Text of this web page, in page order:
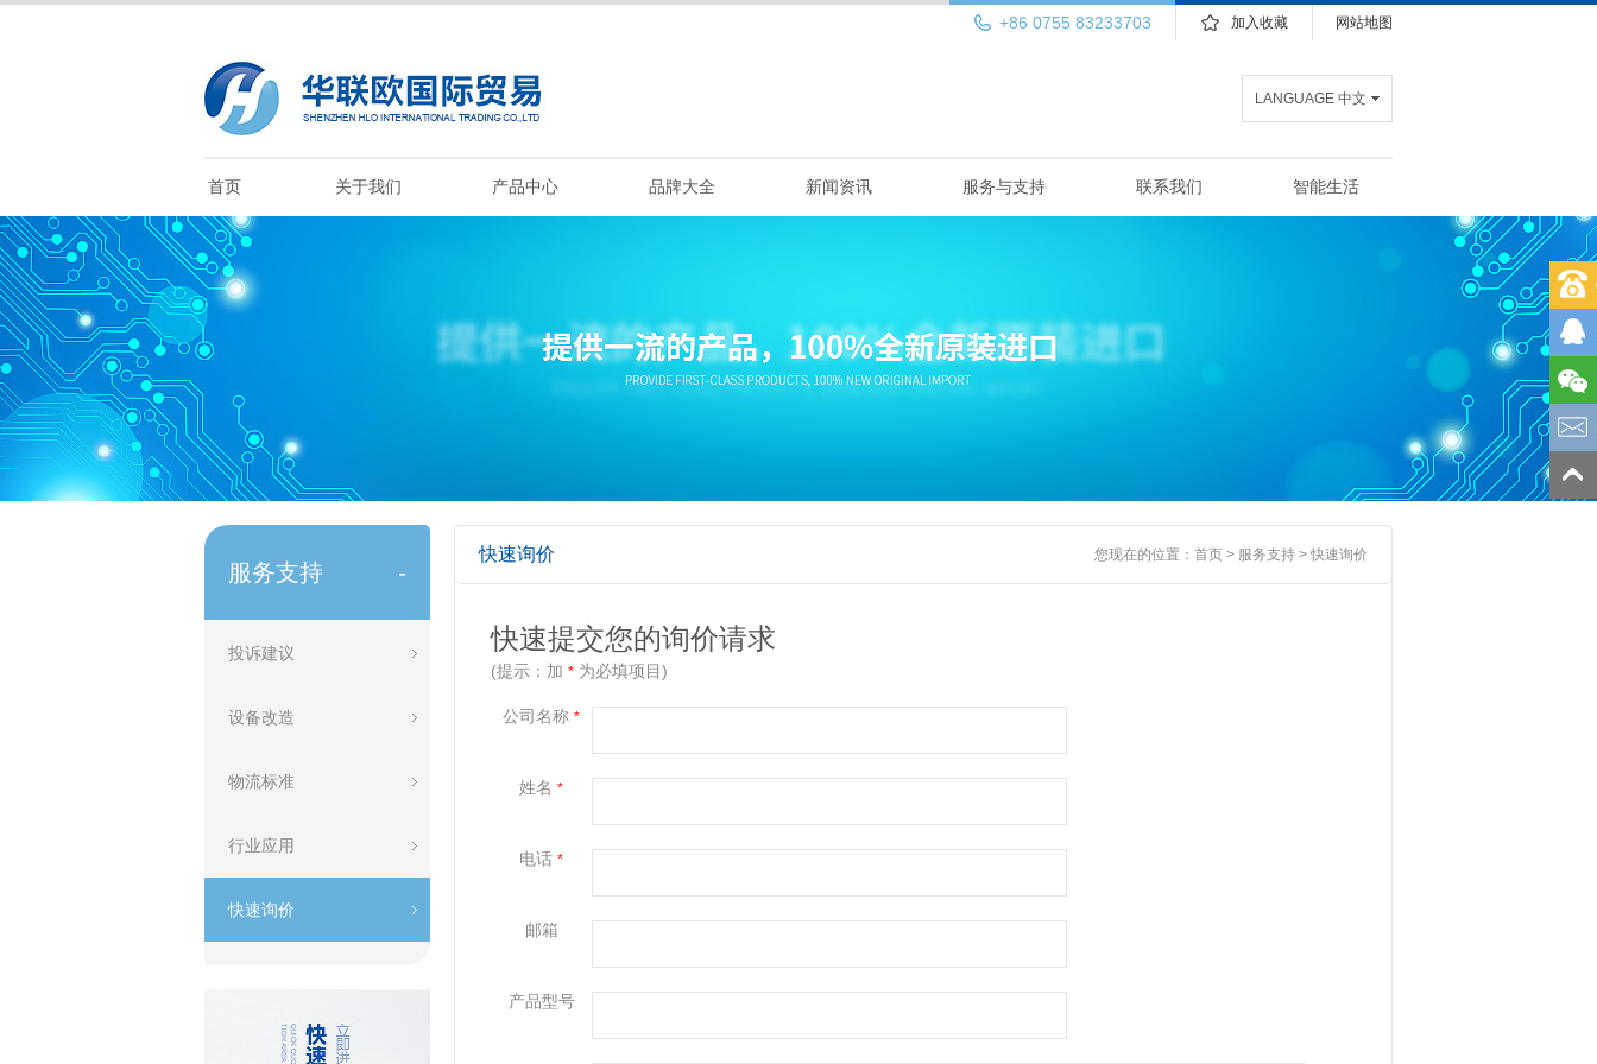
网站地图
加入收藏
+86 0755 83233703
LANGUAGE 中文
首页 关于我们 产品中心 品牌大全 新闻资讯 服务与支持 联系我们 智能生活
服务支持 -
投诉建议
设备改造
物流标准
行业应用
快速询价
快速询价 您现在的位置： 首页 > 服务支持 > 快速询价
快速提交您的询价请求
(提示：加 * 为必填项目)
公司名称 *
姓名 *
电话 *
邮箱
产品型号